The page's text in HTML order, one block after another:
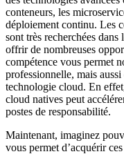
conteneurs, les
déploiement continu. Les
sont très recherchées
offrir de nombreuses
compétence vous permet
professionnelle, mais
technologie cloud. En
cloud natives peut
postes de responsabilité.
Maintenant, imaginez
vous permet d’acquérir